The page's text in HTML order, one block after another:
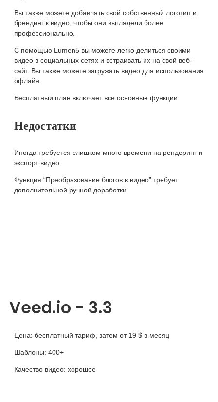
Вы также можете добавлять свой собственный логотип и
брендинг к видео, чтобы они выглядели более
профессионально.
С помощью Lumen5 вы можете легко делиться своими
видео в социальных сетях и встраивать их на свой веб-
сайт. Вы также можете загружать видео для использования
офлайн.
Бесплатный план включает все основные функции.
Недостатки
Иногда требуется слишком много времени на рендеринг и
экспорт видео.
Функция “Преобразование блогов в видео” требует
дополнительной ручной доработки.
Veed.io - 3.3
Цена: бесплатный тариф, затем от 19 $ в месяц
Шаблоны: 400+
Качество видео: хорошее